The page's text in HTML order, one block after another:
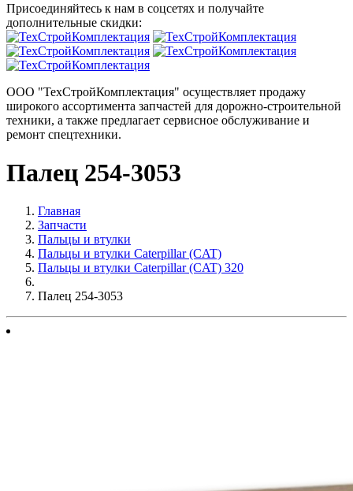
Присоединяйтесь к нам в соцсетях и получайте
дополнительные скидки:
ООО "ТехСтройКомплектация" осуществляет продажу
широкого ассортимента запчастей для дорожно-строительной
техники, а также предлагает сервисное обслуживание и
ремонт спецтехники.
Палец 254-3053
Главная
Запчасти
Пальцы и втулки
Пальцы и втулки Caterpillar (CAT)
Пальцы и втулки Caterpillar (CAT) 320
Палец 254-3053